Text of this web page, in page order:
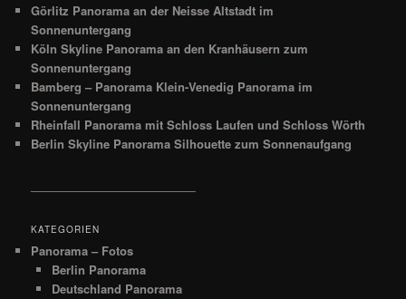
Görlitz Panorama an der Neisse Altstadt im
Sonnenuntergang
Köln Skyline Panorama an den Kranhäusern zum
Sonnenuntergang
Bamberg – Panorama Klein-Venedig Panorama im
Sonnenuntergang
Rheinfall Panorama mit Schloss Laufen und Schloss Wörth
Berlin Skyline Panorama Silhouette zum Sonnenaufgang
KATEGORIEN
Panorama – Fotos
Berlin Panorama
Deutschland Panorama